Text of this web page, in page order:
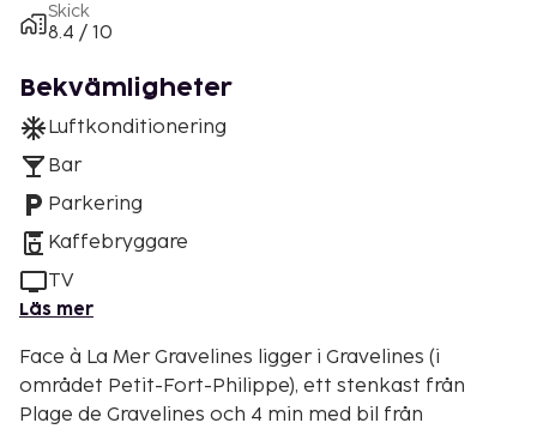
Skick
8.4 / 10
Bekvämligheter
Luftkonditionering
Bar
Parkering
Kaffebryggare
TV
Läs mer
Face à La Mer Gravelines ligger i Gravelines (i
området Petit-Fort-Philippe), ett stenkast från
Plage de Gravelines och 4 min med bil från